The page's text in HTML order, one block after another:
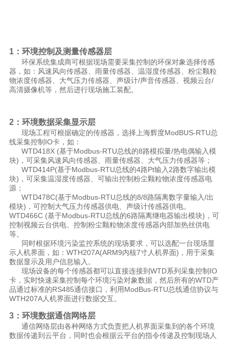
1：环境控制及测量传感器层
环保系统集成商可根据现场需要采集控制的环保对象选择传感
器，如：风速风向传感器、雨量传感器、温湿度传感器、粉尘颗粒
物浓度传感器、大气压力传感器、声级计/声音传感器、视频云台/
高清摄像机等，然后进行现场施工装配。
2：环境数据采集显示层
现场工程可根据确定的传感器，选择上海辉度ModBUS-RTU总
线采集控制IO卡，如：
WTD418X (基于Modbus-RTU总线的8路模拟量/热电偶输入模
块)，可采集风速风向传感器、雨量传感器、大气压力传感器等；
WTD414P(基于Modbus-RTU总线的4路Pt输入2路数字输出模
块)，可采集温湿度传感器、可输出控制粉尘颗粒物浓度传感器电
源；
WTD478C(基于Modbus-RTU总线的8/8路隔离数字量输入/出
模块)，可控制大气压力传感器供电、声级计传感器供电。
WTD466C (基于Modbus-RTU总线的6路隔离继电器输出模块)，可
控制视频云台供电、控制粉尘颗粒物浓度传感器内部加热丝供电
等。
同时根据环境污染监控系统的现场要求，可以选配一台现场显
示人机界面，如：WTH207A(ARM9内核7寸人机界面)，用于采集
数据显示及用户信息输入。
现场设备的每个传感器都可以直接连接到WTD系列采集控制IO
卡，实时快速采集控制每个环境污染对象数据，然后所有的WTD产
品通过标准的RS485通信接口，利用ModBus-RTU总线通信协议与
WTH207A人机界面进行数据交互。
3：环境数据通信网络层
通信网络层由各种网络方式负责把人机界面采集到的各个环境
数据传递到云平台，同时也会根据云平台的指令传递及控制现场人